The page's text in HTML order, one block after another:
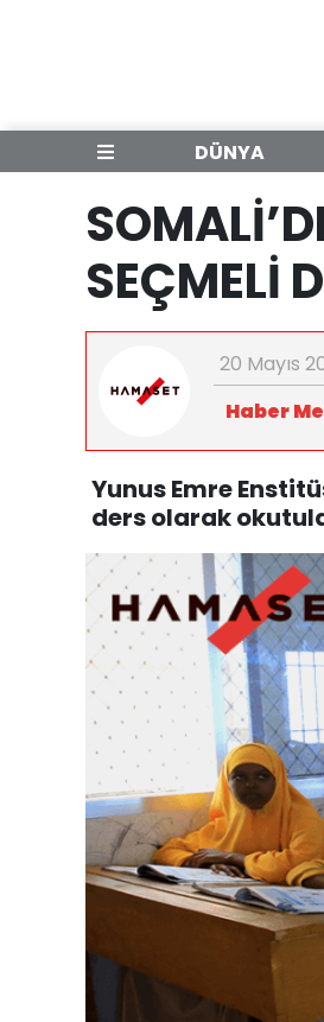
DÜNYA
SEÇMELİ
20 Mayıs
Haber
Yunus Emre
ders olarak